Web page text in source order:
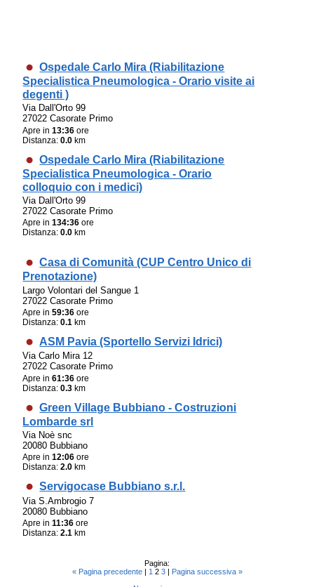
Ospedale Carlo Mira (Riabilitazione
Specialistica Pneumologica - Orario visite ai
degenti )
Via Dall'Orto 99
27022 Casorate Primo
Apre in13:36 ore
Distanza:0.0 km
Ospedale Carlo Mira (Riabilitazione
Specialistica Pneumologica - Orario
colloquio con i medici)
Via Dall'Orto 99
27022 Casorate Primo
Apre in134:36 ore
Distanza:0.0 km
Casa di Comunità (CUP Centro Unico di
Prenotazione)
Largo Volontari del Sangue 1
27022 Casorate Primo
Apre in59:36 ore
Distanza:0.1 km
ASM Pavia (Sportello Servizi Idrici)
Via Carlo Mira 12
27022 Casorate Primo
Apre in61:36 ore
Distanza:0.3 km
Green Village Bubbiano - Costruzioni
Lombarde srl
Via Noè snc
20080 Bubbiano
Apre in12:06 ore
Distanza:2.0 km
Servigocase Bubbiano s.r.l.
Via S.Ambrogio 7
20080 Bubbiano
Apre in11:36 ore
Distanza:2.1 km
Pagina:
« Pagina precedente | 1 2 3 | Pagina successiva »